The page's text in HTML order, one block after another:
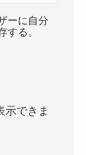
ーに自分
する。
示できま